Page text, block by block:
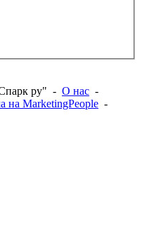
ру" - О нас -
на MarketingPeople -